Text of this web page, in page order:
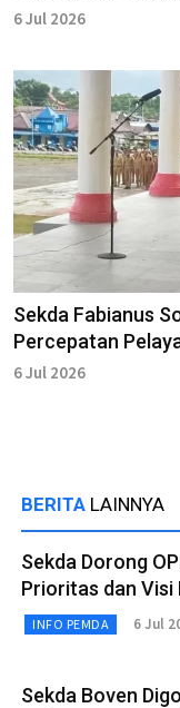
6 Jul 2026
Sekda Fabianus
Percepatan
6 Jul 2026
BERITA LAINNYA
Sekda Dorong
Prioritas dan Visi
INFO PEMDA 6 Jul
Sekda Boven